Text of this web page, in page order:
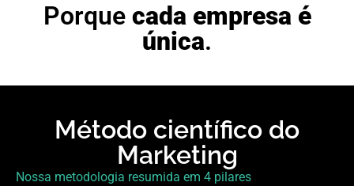
Porque cada empresa é
única.
Método científico do
Marketing
Nossa metodologia resumida em 4 pilares